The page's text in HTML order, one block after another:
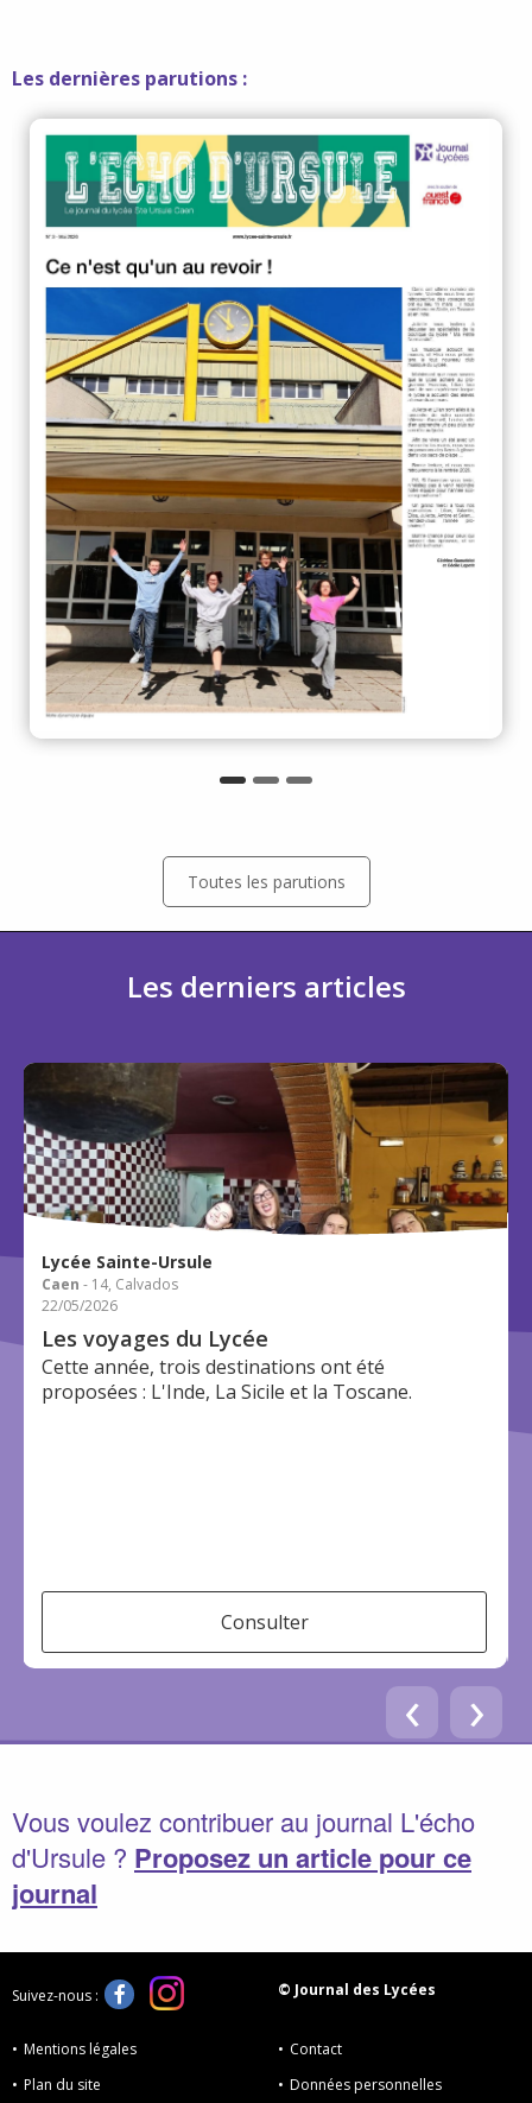
Les dernières parutions :
Toutes les parutions
Les derniers articles
Lycée Sainte-Ursule
Caen - 14, Calvados
22/05/2026
Les voyages du Lycée
Cette année, trois destinations ont été
proposées : L'Inde, La Sicile et la Toscane.
Consulter
‹ ›
Vous voulez contribuer au journal L'écho
d'Ursule ? Proposez un article pour ce
journal
Suivez-nous : © Journal des Lycées
Mentions légales
Contact
Plan du site
Données personnelles